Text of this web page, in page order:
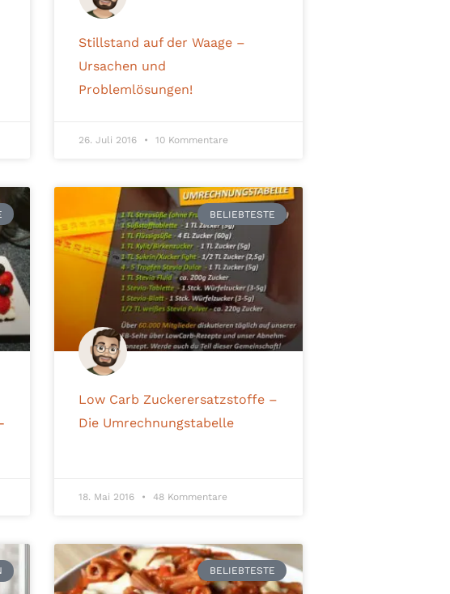
Stillstand auf der Waage –
Ursachen und
Problemlösungen!
26. Juli 2016 10 Kommentare
BELIEBTESTE
Low Carb Zuckerersatzstoffe –
Die Umrechnungstabelle
18. Mai 2016 48 Kommentare
BELIEBTESTE